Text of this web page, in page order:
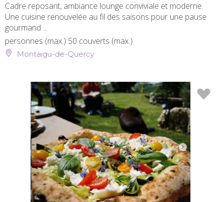
Cadre reposant, ambiance lounge conviviale et moderne.
Une cuisine renouvelée au fil des saisons pour une pause
gourmand ...
personnes (max.) 50 couverts (max.)
Montaigu-de-Quercy